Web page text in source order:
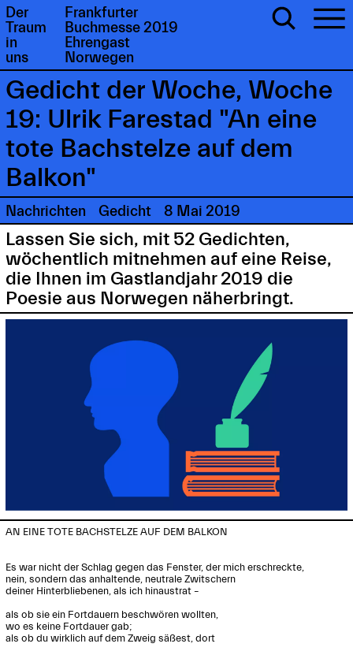
Der
Traum
in
uns
Frankfurter
Buchmesse 2019
Ehrengast
Norwegen
Gedicht der Woche, Woche
19: Ulrik Farestad "An eine
tote Bachstelze auf dem
Balkon"
Nachrichten Gedicht 8 Mai 2019
Lassen Sie sich, mit 52 Gedichten,
wöchentlich mitnehmen auf eine Reise,
die Ihnen im Gastlandjahr 2019 die
Poesie aus Norwegen näherbringt.
AN EINE TOTE BACHSTELZE AUF DEM BALKON
Es war nicht der Schlag gegen das Fenster, der mich erschreckte,
nein, sondern das anhaltende, neutrale Zwitschern
deiner Hinterbliebenen, als ich hinaustrat –
als ob sie ein Fortdauern beschwören wollten,
wo es keine Fortdauer gab;
als ob du wirklich auf dem Zweig säßest, dort